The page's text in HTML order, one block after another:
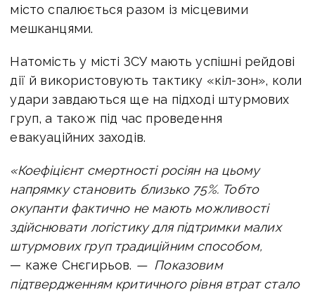
місто спалюється разом із місцевими
мешканцями.
Натомість у місті ЗСУ мають успішні рейдові
дії й використовують тактику «кіл-зон», коли
удари завдаються ще на підході штурмових
груп, а також під час проведення
евакуаційних заходів.
«Коефіцієнт смертності росіян на цьому
напрямку становить близько 75%. Тобто
окупанти фактично не мають можливості
здійснювати логістику для підтримки малих
штурмових груп традиційним способом,
— каже Снєгирьов. — Показовим
підтвердженням критичного рівня втрат стало